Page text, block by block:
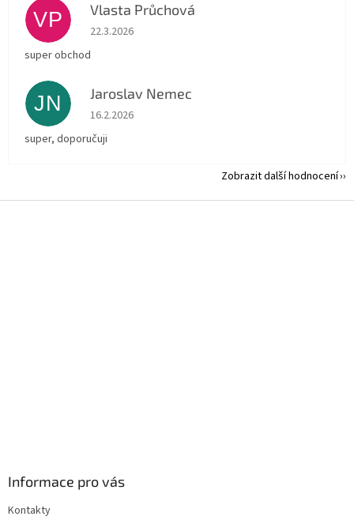
VP Vlasta Průchová
Hodnocení obchodu je 5 z 5 hvězdiček.
22.3.2026
super obchod
JN Jaroslav Nemec
Hodnocení obchodu je 5 z 5 hvězdiček.
16.2.2026
super, doporučuji
Zobrazit další hodnocení
Informace pro vás
Kontakty